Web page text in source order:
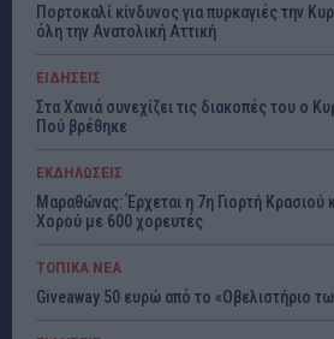
Πορτοκαλί κίνδυνος για πυρκαγιές την
όλη την Ανατολική Αττική
ΕΙΔΗΣΕΙΣ
Στα Χανιά συνεχίζει τις διακοπές του ο
Πού βρέθηκε
ΕΚΔΗΛΩΣΕΙΣ
Μαραθώνας: Έρχεται η 7η Γιορτή Κρασιού
Χορού με 600 χορευτές
ΤΟΠΙΚΑ ΝΕΑ
Giveaway 50 ευρώ από το «Οβελιστήριο